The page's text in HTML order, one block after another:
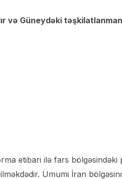
və Güneydəki
etibari ilə fars bölgəsindəki
Ümumi İran